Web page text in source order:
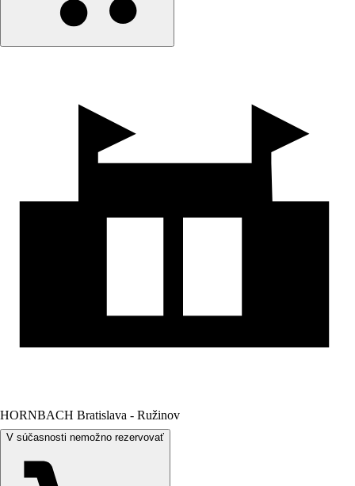
HORNBACH Bratislava - Ružinov
V súčasnosti nemožno rezervovať